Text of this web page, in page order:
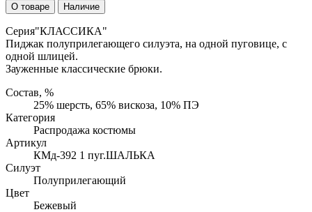
О товаре Наличие
Серия"КЛАССИКА"
Пиджак полуприлегающего силуэта, на одной пуговице, с
одной шлицей.
Зауженные классические брюки.
Состав, %
25% шерсть, 65% вискоза, 10% ПЭ
Категория
Распродажа костюмы
Артикул
КМд-392 1 пуг.ШАЛЬКА
Силуэт
Полуприлегающий
Цвет
Бежевый